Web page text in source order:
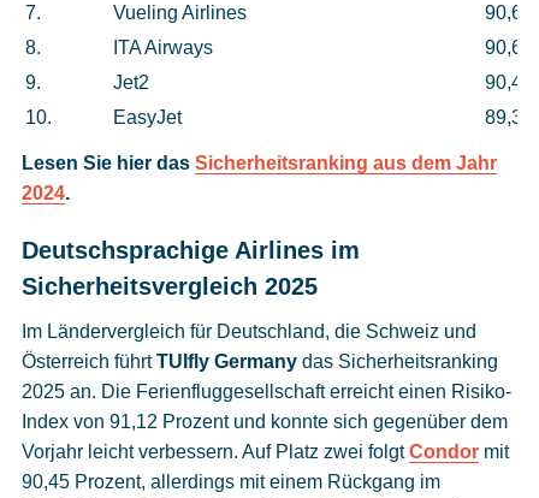
7.
Vueling Airlines
90,68
8.
ITA Airways
90,62
9.
Jet2
90,4
10.
EasyJet 89,37
Lesen Sie hier das Sicherheitsranking aus dem Jahr
2024.
Deutschsprachige Airlines im
Sicherheitsvergleich 2025
Im Ländervergleich für Deutschland, die Schweiz und
Österreich führtTUIfly Germanydas Sicherheitsranking
2025 an. Die Ferienfluggesellschaft erreicht einen Risiko-
Index von 91,12 Prozent und konnte sich gegenüber dem
Vorjahr leicht verbessern. Auf Platz zwei folgtCondormit
90,45 Prozent, allerdings mit einem Rückgang im